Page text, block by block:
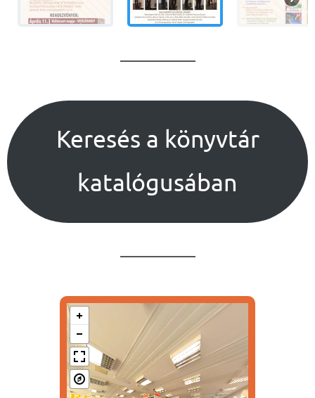
Keresés a könyvtár
katalógusában